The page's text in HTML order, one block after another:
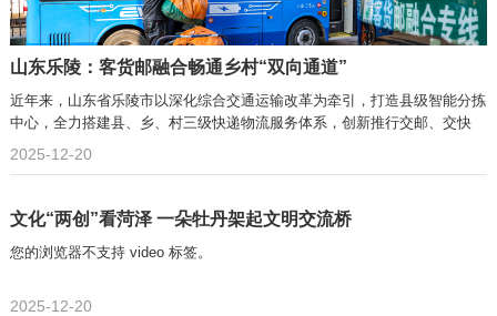
山东乐陵：客货邮融合畅通乡村“双向通道”
近年来，山东省乐陵市以深化综合交通运输改革为牵引，打造县级智能分拣
中心，全力搭建县、乡、村三级快递物流服务体系，创新推行交邮、交快
2025-12-20
文化“两创”看菏泽 一朵牡丹架起文明交流桥
您的浏览器不支持 video 标签。
2025-12-20